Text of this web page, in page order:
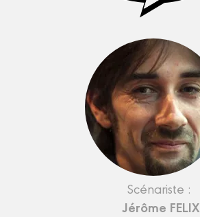
Scénariste :
Jérôme FELIX